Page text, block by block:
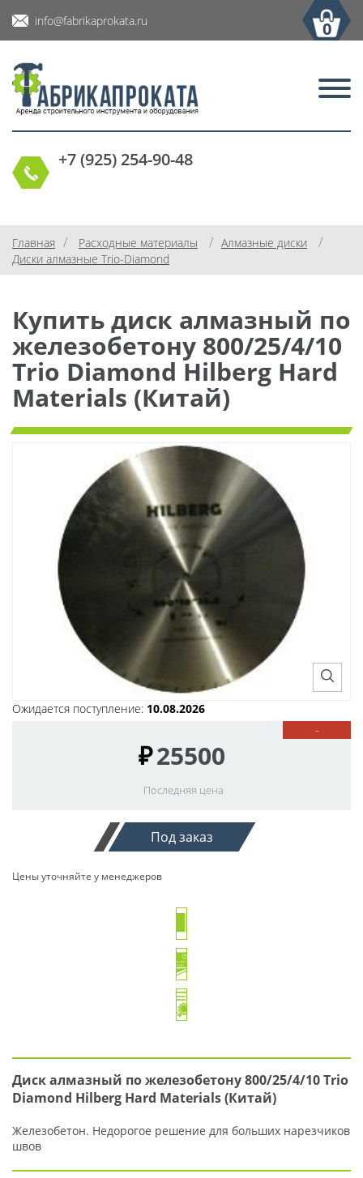
info@fabrikaprokata.ru 0
+7 (925) 254-90-48
Главная / Расходные материалы / Алмазные диски /
Диски алмазные Trio-Diamond
Купить диск алмазный по
железобетону 800/25/4/10
Trio Diamond Hilberg Hard
Materials (Китай)
Ожидается поступление: 10.08.2026
-
₽25500
Последняя цена
Под заказ
Цены уточняйте у менеджеров
Диск алмазный по железобетону 800/25/4/10 Trio
Diamond Hilberg Hard Materials (Китай)
Железобетон. Недорогое решение для больших нарезчиков
швов